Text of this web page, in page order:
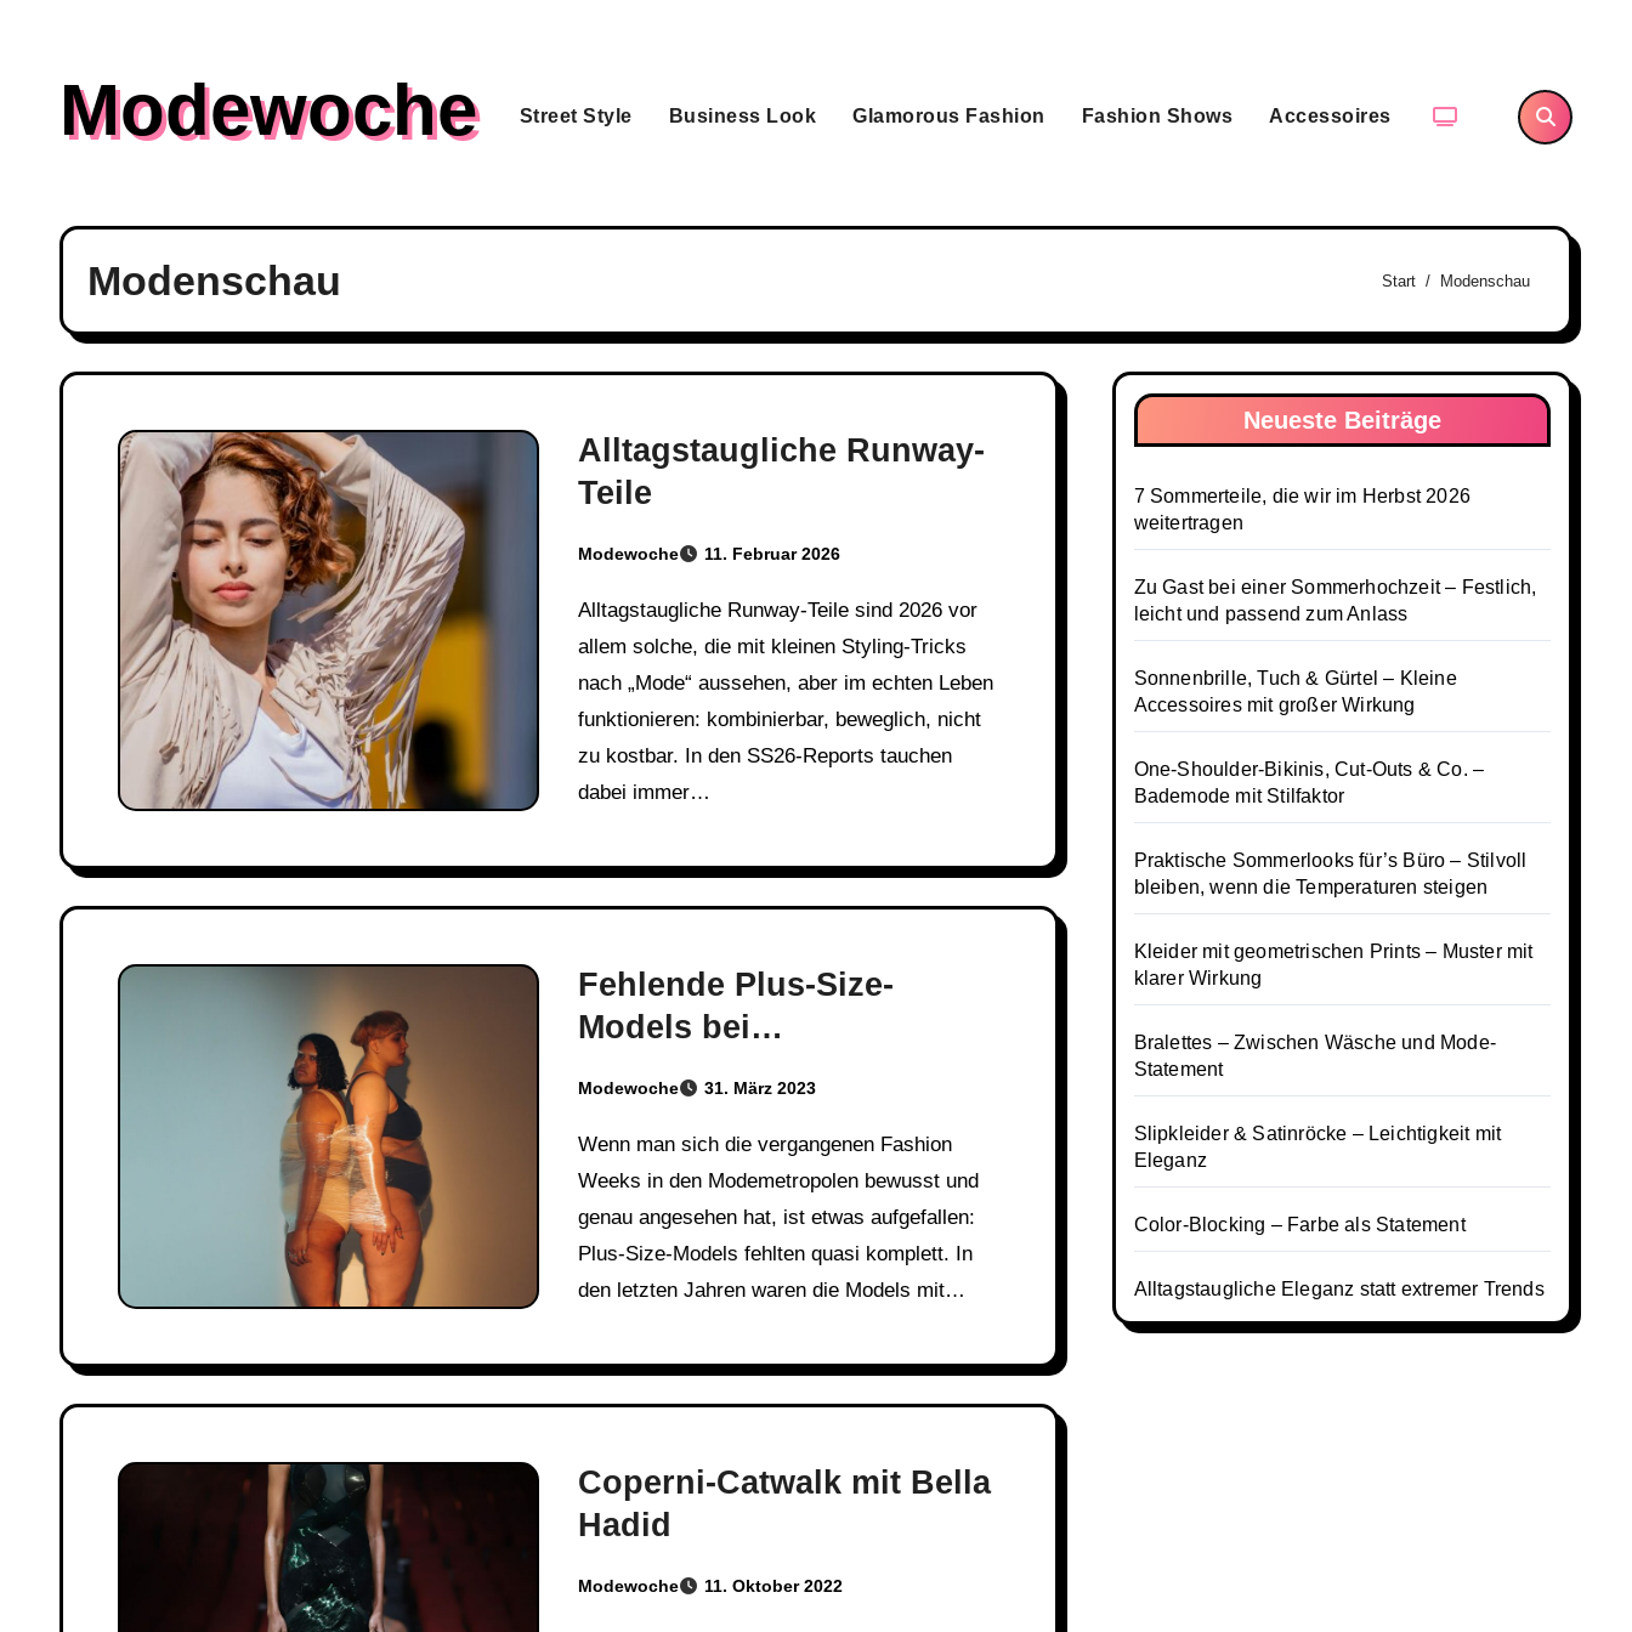
Modewoche Street Style Business Look Glamorous Fashion Fashion Shows Accessoires
Modenschau Start Modenschau
Alltagstaugliche Runway-
Teile
Modewoche 11. Februar 2026
Alltagstaugliche Runway-Teile sind 2026 vor
allem solche, die mit kleinen Styling-Tricks
nach „Mode“ aussehen, aber im echten Leben
funktionieren: kombinierbar, beweglich, nicht
zu kostbar. In den SS26-Reports tauchen
dabei immer…
Fehlende Plus-Size-
Models bei
Modenschauen 2023
Modewoche 31. März 2023
Wenn man sich die vergangenen Fashion
Weeks in den Modemetropolen bewusst und
genau angesehen hat, ist etwas aufgefallen:
Plus-Size-Models fehlten quasi komplett. In
den letzten Jahren waren die Models mit…
Coperni-Catwalk mit Bella
Hadid
Modewoche 11. Oktober 2022
Neueste Beiträge
7 Sommerteile, die wir im Herbst 2026
weitertragen
Zu Gast bei einer Sommerhochzeit – Festlich,
leicht und passend zum Anlass
Sonnenbrille, Tuch & Gürtel – Kleine
Accessoires mit großer Wirkung
One-Shoulder-Bikinis, Cut-Outs & Co. –
Bademode mit Stilfaktor
Praktische Sommerlooks für’s Büro – Stilvoll
bleiben, wenn die Temperaturen steigen
Kleider mit geometrischen Prints – Muster mit
klarer Wirkung
Bralettes – Zwischen Wäsche und Mode-
Statement
Slipkleider & Satinröcke – Leichtigkeit mit
Eleganz
Color-Blocking – Farbe als Statement
Alltagstaugliche Eleganz statt extremer Trends